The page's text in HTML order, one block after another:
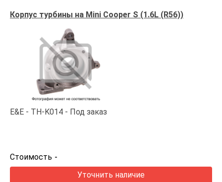
Корпус турбины на Mini Cooper S (1.6L (R56))
E&E TH-K014 Под заказ
Стоимость -
Уточнить наличие